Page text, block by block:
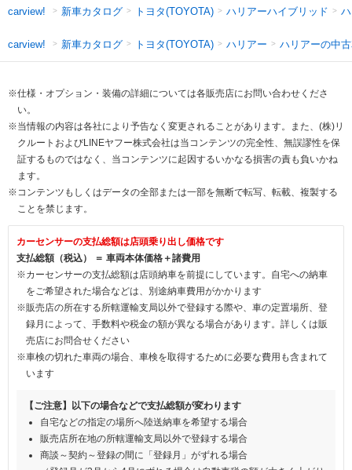
carview! 新車カタログ トヨタ(TOYOTA) ハリアーハイブリッド
carview! 新車カタログ トヨタ(TOYOTA) ハリアー ハリアーの中
※仕様・オプション・装備の詳細については各販売店にお問い合わせくださ
い。
※当情報の内容は各社により予告なく変更されることがあります。また、(株)リ
クルートおよびLINEヤフー株式会社は当コンテンツの完全性、無誤謬性を保
証するものではなく、当コンテンツに起因するいかなる損害の責も負いかね
ます。
※コンテンツもしくはデータの全部または一部を無断で転写、転載、複製する
ことを禁じます。
カーセンサーの支払総額は店頭乗り出し価格です
支払総額（税込） ＝ 車両本体価格＋諸費用
※カーセンサーの支払総額は店頭納車を前提にしています。自宅への納車
をご希望された場合などは、別途納車費用がかかります
※販売店の所在する所轄運輸支局以外で登録する際や、車の定置場所、登
録月によって、手数料や税金の額が異なる場合があります。詳しくは販
売店にお問合せください
※車検の切れた車両の場合、車検を取得するために必要な費用も含まれて
います
【ご注意】以下の場合などで支払総額が変わります
自宅などの指定の場所へ陸送納車を希望する場合
販売店所在地の所轄運輸支局以外で登録する場合
商談～契約～登録の間に「登録月」がずれる場合